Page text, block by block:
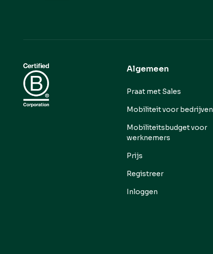
Algemeen
Praat met Sales
Mobiliteit voor bedrijven
Mobiliteitsbudget voor
werknemers
Prijs
Registreer
Inloggen